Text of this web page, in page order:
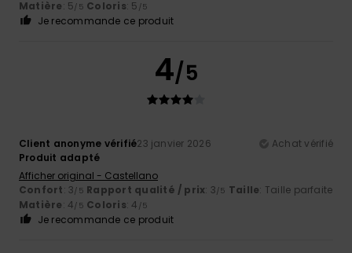
Matière: 5/5 Coloris: 5 /5
Je recommande ce produit
4/5
Client anonyme vérifié23 janvier 2026
Achat vérifié
Produit adapté
Afficher original - Castellano
Confort: 3/5 Rapport qualité / prix: 3/5 Taille: Taille parfaite
Matière: 4/5 Coloris: 4 /5
Je recommande ce produit